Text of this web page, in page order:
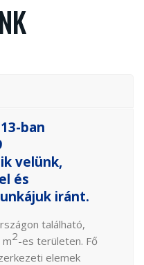
ban
velünk,
és
iránt.
található,
m2-es területen. Fő
elemek